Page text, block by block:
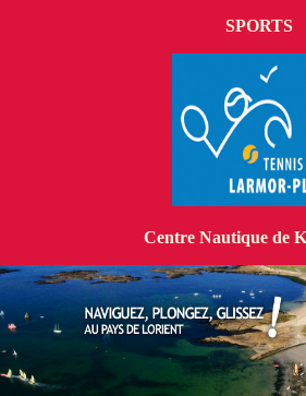
SPORTS
Centre Nautique de